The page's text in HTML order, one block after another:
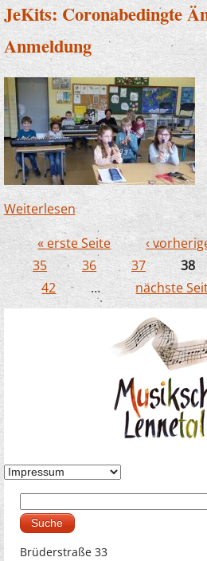
JeKits: Coronabedingte
Anmeldung
Weiterlesenüber JeKits:
der Anmeldung
Seiten
« erste Seite ‹
35
36 37 38
42
… nächste
Suchformular
Brüderstraße 33